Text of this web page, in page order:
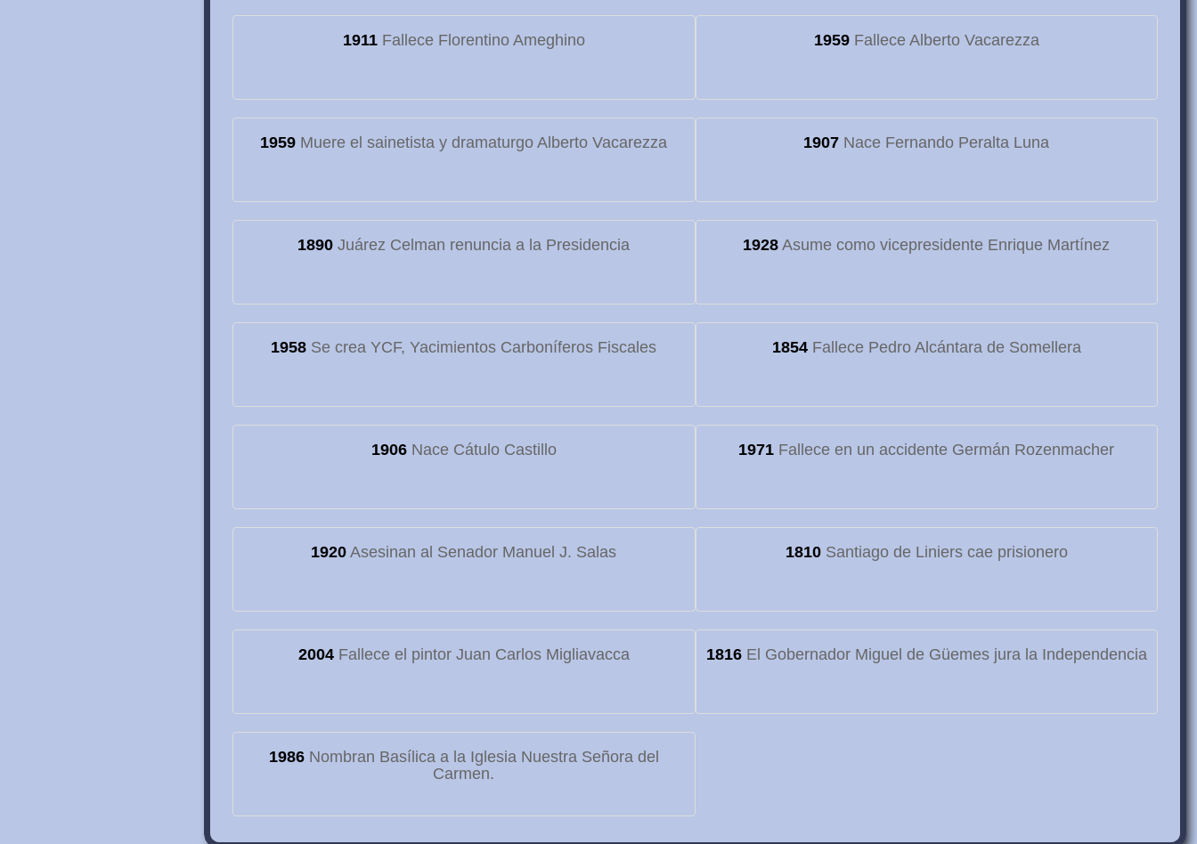
1911Fallece Florentino Ameghino 1959Fallece Alberto Vacarezza
1959 Muere el sainetista y dramaturgo Alberto Vacarezza 1907 Nace Fernando Peralta Luna
1890 Juárez Celman renuncia a la Presidencia 1928 Asume como vicepresidente Enrique Martínez
1958 Se crea YCF, Yacimientos Carboníferos Fiscales 1854Fallece Pedro Alcántara de Somellera
1906Nace Cátulo Castillo 1971 Fallece en un accidente Germán Rozenmacher
1920 Asesinan al Senador Manuel J. Salas 1810Santiago de Liniers cae prisionero
2004Fallece el pintor Juan Carlos Migliavacca 1816El Gobernador Miguel de Güemes jura la Independencia
1986Nombran Basílica a la Iglesia Nuestra Señora del
Carmen.